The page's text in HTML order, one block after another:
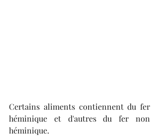
Certains aliments contiennent du fer
héminique et d'autres du fer non
héminique.